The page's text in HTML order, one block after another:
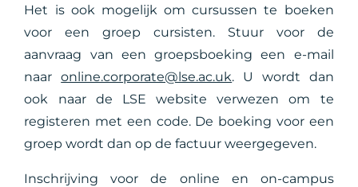
Het is ook mogelijk om cursussen te boeken
voor een groep cursisten. Stuur voor de
aanvraag van een groepsboeking een e-mail
naaronline.corporate@lse.ac.uk. U wordt dan
ook naar de LSE website verwezen om te
registeren met een code. De boeking voor een
groep wordt dan op de factuur weergegeven.
Inschrijving voor de online en on-campus